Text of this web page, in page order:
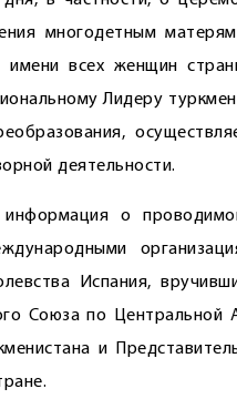
многодетным
всех женщин
Лидеру
деятельности.
о
Испания,
Союза по
и